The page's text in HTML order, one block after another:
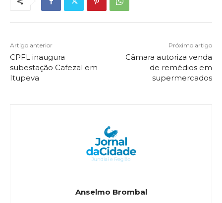
Artigo anterior
CPFL inaugura
subestação Cafezal em
Itupeva
Próximo artigo
Câmara autoriza venda
de remédios em
supermercados
Anselmo Brombal